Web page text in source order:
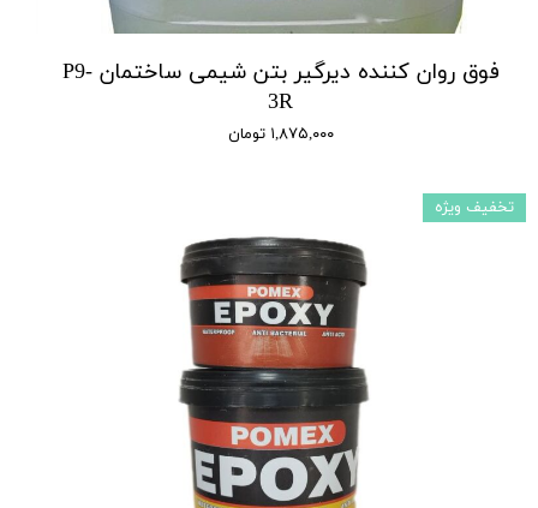
فوق روان کننده دیرگیر بتن شیمی ساختمان P9-
3R
۱,۸۷۵,۰۰۰ تومان
تخفیف ویژه